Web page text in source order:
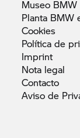
Museo BMW
Planta BMW
Cookies
Política de
Imprint
Nota legal
Contacto
Aviso de